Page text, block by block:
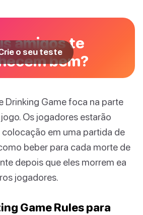
amigos te
bem?
o seu teste
Drinking Game foca na parte
Os jogadores estarão
em uma partida de
beber para cada morte de
depois que eles morrem ea
jogadores.
Game Rules para